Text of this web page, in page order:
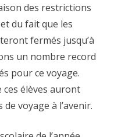
des restrictions
du fait que les
fermés jusqu’à
un nombre record
pour ce voyage.
élèves auront
voyage à l’avenir.